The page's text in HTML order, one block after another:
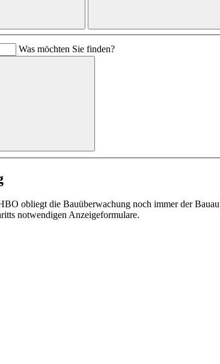
Was möchten Sie finden?
obliegt die Bauüberwachung noch immer der
notwendigen Anzeigeformulare.